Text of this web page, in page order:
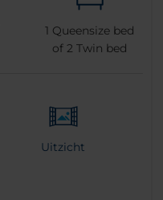
1 Queensize bed
of2 Twin bed
Uitzicht